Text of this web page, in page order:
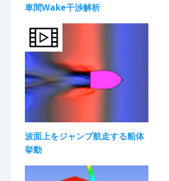
車間Wake干渉解析
波面上をジャンプ航走する船体
挙動